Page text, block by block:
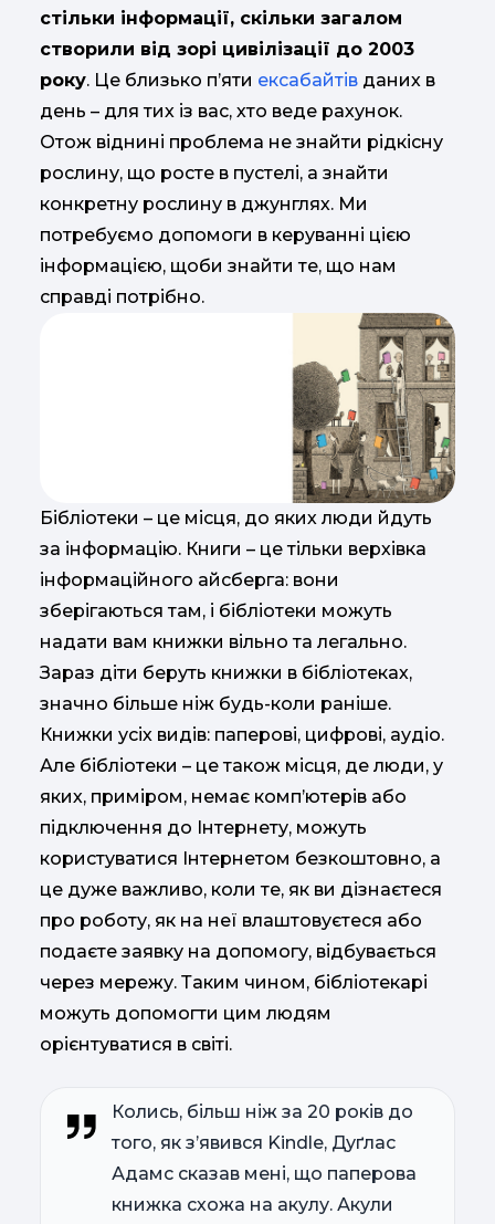
стільки інформації, скільки загалом
створили від зорі цивілізації до 2003
року. Це близько п’яти ексабайтів даних в
день – для тих із вас, хто веде рахунок.
Отож віднині проблема не знайти рідкісну
рослину, що росте в пустелі, а знайти
конкретну рослину в джунглях. Ми
потребуємо допомоги в керуванні цією
інформацією, щоби знайти те, що нам
справді потрібно.
Бібліотеки – це місця, до яких люди йдуть
за інформацію. Книги – це тільки верхівка
інформаційного айсберга: вони
зберігаються там, і бібліотеки можуть
надати вам книжки вільно та легально.
Зараз діти беруть книжки в бібліотеках,
значно більше ніж будь-коли раніше.
Книжки усіх видів: паперові, цифрові, аудіо.
Але бібліотеки – це також місця, де люди, у
яких, приміром, немає комп’ютерів або
підключення до Інтернету, можуть
користуватися Інтернетом безкоштовно, а
це дуже важливо, коли те, як ви дізнаєтеся
про роботу, як на неї влаштовуєтеся або
подаєте заявку на допомогу, відбувається
через мережу. Таким чином, бібліотекарі
можуть допомогти цим людям
орієнтуватися в світі.
Колись, більш ніж за 20 років до
того, як з’явився Kindle, Дуґлас
Адамс сказав мені, що паперова
книжка схожа на акулу. Акули